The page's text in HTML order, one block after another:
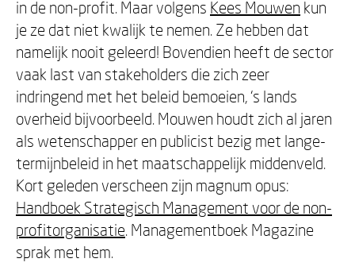
in de non-profit. Maar volgens Kees Mouwen kun
je ze dat niet kwalijk te nemen. Ze hebben dat
namelijk nooit geleerd! Bovendien heeft de sector
vaak last van stakeholders die zich zeer
indringend met het beleid bemoeien, ‘s lands
overheid bijvoorbeeld. Mouwen houdt zich al jaren
als wetenschapper en publicist bezig met lange-
termijnbeleid in het maatschappelijk middenveld.
Kort geleden verscheen zijn magnum opus:
Handboek Strategisch Management voor de non-
profitorganisatie. Managementboek Magazine
sprak met hem.